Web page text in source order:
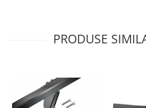
PRODUSE